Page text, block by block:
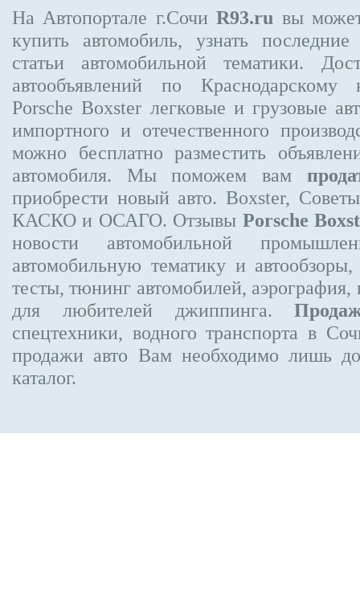
На Автопортале г.СочиR93.ru вы
купить автомобиль, узнать
статьи автомобильной тематики.
автообъявлений по
Porsche Boxster легковые и грузовые
импортного и отечественного
можно бесплатно разместить
автомобиля. Мы поможем вам
приобрести новый авто. Boxster,
КАСКО и ОСАГО. Отзывы Porsche
новости автомобильной
автомобильную тематику и
тесты, тюнинг автомобилей,
для любителей джиппинга.
спецтехники, водного транспорта в
продажи авто Вам необходимо лишь
каталог.